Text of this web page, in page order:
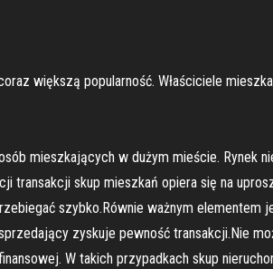
większą popularność. Właściciele
mieszkających w dużym mieście. Rynek
transakcji skup mieszkań opiera się na
szybko.Równie ważnym
zyskuje pewność transakcji.Nie
W takich przypadkach skup